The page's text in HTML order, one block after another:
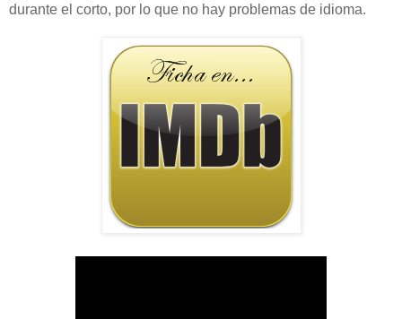
durante el corto, por lo que no hay problemas de idioma.